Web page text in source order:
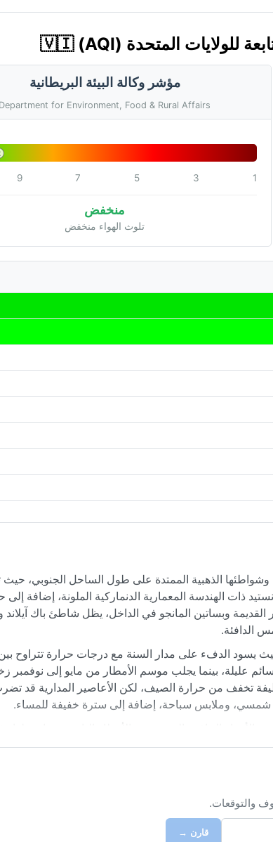
مؤشر وكالة البيئة البريطانية
Department for Environment, Food & Rural Affairs
1
3
5
7
9
منخفض
تلوث الهواء منخفض
وشواطئها الذهبية الممتدة على طول الساحل الجنوبي، حيث
ذات الهندسة المعمارية الدنماركية الملونة، إضافة
وبساتين المانجو في الداخل، يظل شاطئ باك
الدافئة.
عليلة، بينما يجلب موسم الأمطار من مايو إلى نوفمبر
هبوب رياح تجارية لطيفة تخفف من حرارة الصيف، لكن الأعاصير المدارية قد
شمسي، وملابس سباحة، إضافة إلى سترة خفيفة للمساء.
وأغسطس موجات حرارة قصيرة بسبب هدوء الرياح،
قصيرة وشديدة تعقبها شمس ساطعة، فتخلق أقواس قزح
والتوقعات.
قارن →